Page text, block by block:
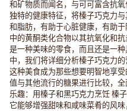
和矿物质而闻名，与可可富含抗
独特的健康特征，将榛子巧克力
和脂肪，有助于心脏健康，有助
中的黄酮类化合物以其抗氧化和
是一种美味的零食，而且还是一
中，我们将详细分析榛子巧克力
这种美食成为那些想要明智地享
值与其他流行的糖果进行比较，
乐趣：用榛子和黑巧克力烹饪 榛
它能够增强甜味和咸味菜肴的风